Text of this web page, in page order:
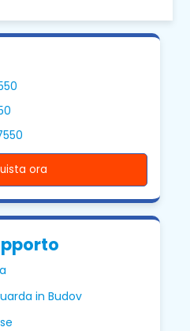
ora
in Budov